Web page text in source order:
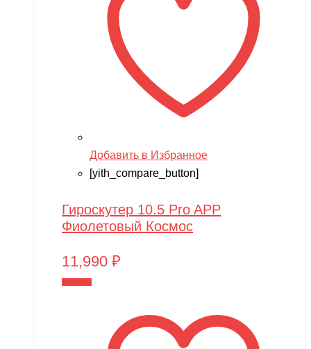
Добавить в Избранное
[yith_compare_button]
Гироскутер 10.5 Pro APP
Фиолетовый Космос
11,990 ₽